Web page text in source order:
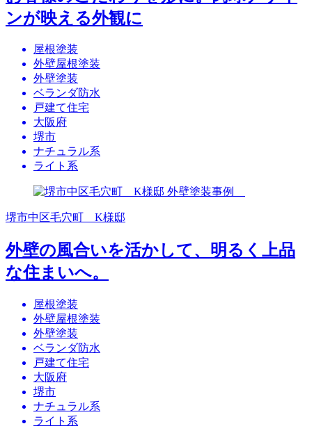
ンが映える外観に
屋根塗装
外壁屋根塗装
外壁塗装
ベランダ防水
戸建て住宅
大阪府
堺市
ナチュラル系
ライト系
堺市中区毛穴町 K様邸
外壁の風合いを活かして、明るく上品
な住まいへ。
屋根塗装
外壁屋根塗装
外壁塗装
ベランダ防水
戸建て住宅
大阪府
堺市
ナチュラル系
ライト系